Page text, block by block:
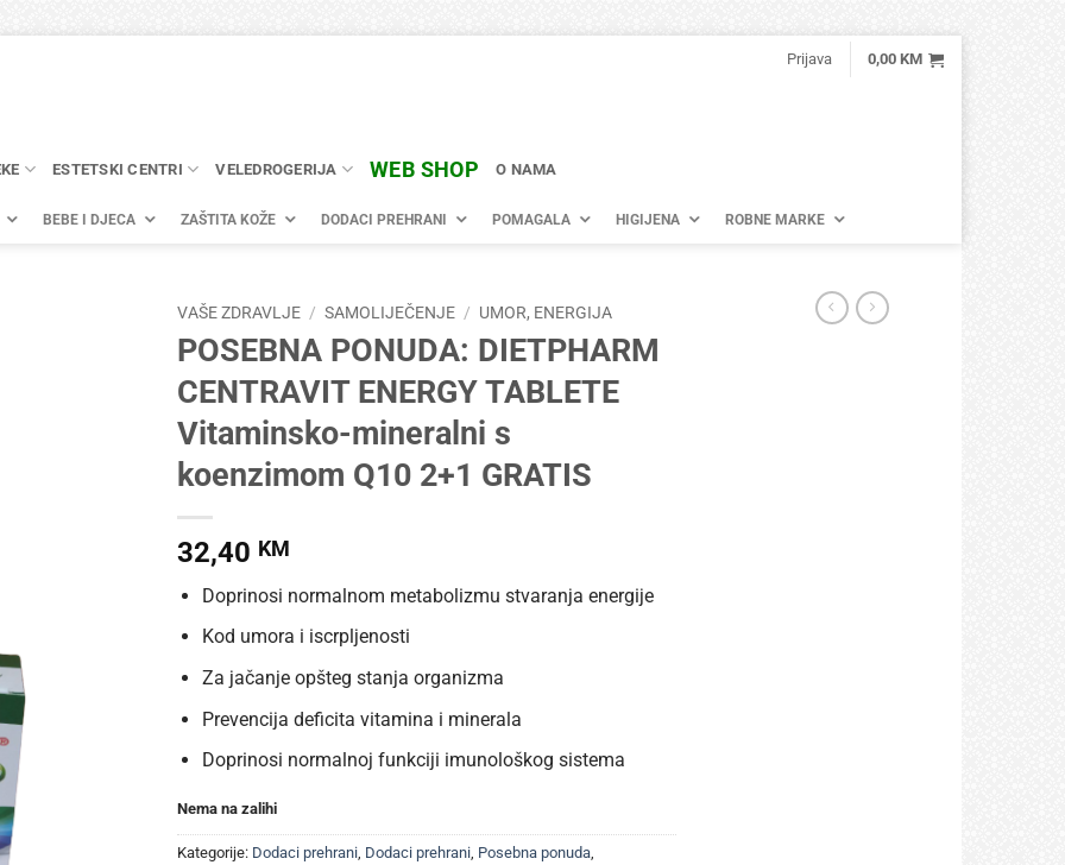
Prijava 0,00 KM
ESTETSKI CENTRI VELEDROGERIJA WEB SHOP O NAMA
BEBE I DJECA ZAŠTITA KOŽE DODACI PREHRANI POMAGALA HIGIJENA ROBNE MARKE
VAŠE ZDRAVLJE / SAMOLIJEČENJE / UMOR, ENERGIJA
POSEBNA PONUDA: DIETPHARM
CENTRAVIT ENERGY TABLETE
Vitaminsko-mineralni s
koenzimom Q10 2+1 GRATIS
32,40 KM
Doprinosi normalnom metabolizmu stvaranja energije
Kod umora i iscrpljenosti
Za jačanje opšteg stanja organizma
Prevencija deficita vitamina i minerala
Doprinosi normalnoj funkciji imunološkog sistema
Nema na zalihi
Kategorije: Dodaci prehrani Dodaci prehrani Posebna ponuda